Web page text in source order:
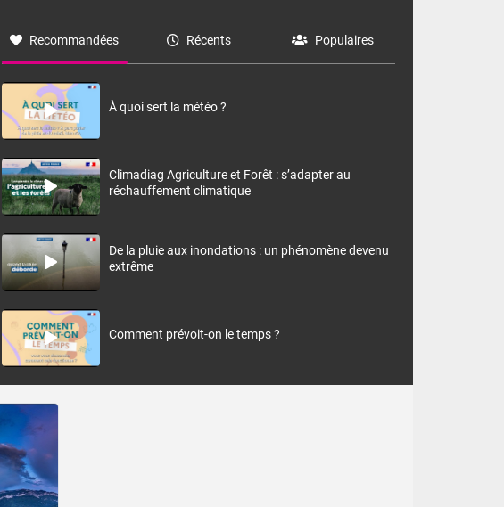
Recommandées Récents Populaires
À quoi sert la météo ?
Climadiag Agriculture et Forêt : s’adapter au
réchauffement climatique
De la pluie aux inondations : un phénomène devenu
extrême
Comment prévoit-on le temps ?